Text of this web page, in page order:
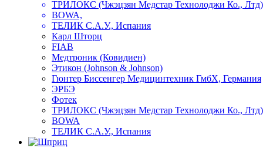
ТРИЛОКС (Чжэцзян Медстар Технолоджи Ко.,
BOWA,
ТЕЛИК С.А.У., Испания
Карл Шторц
FIAB
Медтроник (Ковидиен)
Этикон (Johnson & Johnson)
Гюнтер Биссенгер Медицинтехник ГмбХ, Германия
ЭРБЭ
Фотек
ТРИЛОКС (Чжэцзян Медстар Технолоджи Ко., Лтд)
BOWA
ТЕЛИК С.А.У., Испания